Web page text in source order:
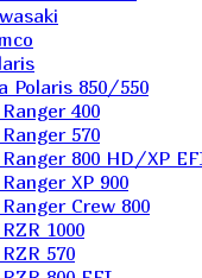
Polaris 850/550
400
570
800 HD/XP
XP 900
Сrew 800
1000
570